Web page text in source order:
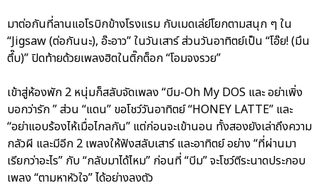
มาต่อกันที่ลานแอโรบิกข้างโรงแรม กับเมดเล่ย์โยกตามสนุก ๆ ใน
“Jigsaw (ต่อกันนะ), อ๊ะอาว” ในวันเสาร์ ส่วนวันอาทิตย์เป็น “โอ๊ย! (มึน
ตึ๊บ)” ปิดท้ายด้วยเพลงฮิตในติ๊กต็อก “โอมจงรวย”
เข้าสู่ห้องพัก 2 หนุ่มก็สลับจัดเพลง “บีม-Oh My DOS และ อย่าเพิ่ง
บอกว่ารัก ” ส่วน “แดน” ขอโชว์วันอาทิตย์ “HONEY LATTE” และ
“อย่าแอบร้องไห้เมื่อไกลกัน” แต่ก่อนจะเข้านอน ทั้งสองยังเล่าถึงความ
กลัวผี และมีอีก 2 เพลงให้ฟังสลับเสาร์ และอาทิตย์ อย่าง “ที่ผ่านมา
เรียกว่าอะไร” กับ “กลับมาได้ไหม” ก่อนที่ “บีม” จะโชว์ตีระนาดประกอบ
เพลง “ตามหาหัวใจ” ได้อย่างลงตัว